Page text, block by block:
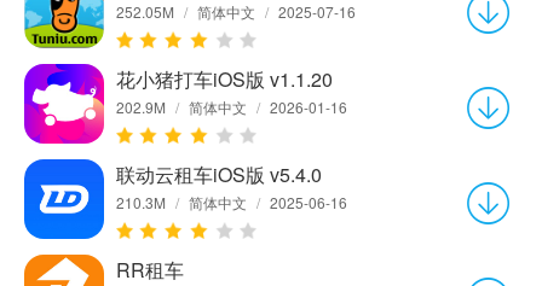
252.05M / 简体中文 / 2025-07-16
花小猪打车iOS版 v1.1.20
202.9M / 简体中文 / 2026-01-16
联动云租车iOS版 v5.4.0
210.3M / 简体中文 / 2025-06-16
RR租车